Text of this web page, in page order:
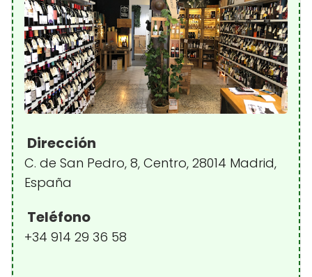
Dirección
C. de San Pedro, 8, Centro, 28014 Madrid,
España
Teléfono
+34 914 29 36 58